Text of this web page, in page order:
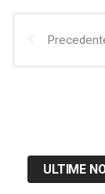
ULTIME